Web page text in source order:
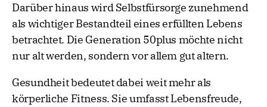
Darüber hinaus wird Selbstfürsorge zunehmend
als wichtiger Bestandteil eines erfüllten Lebens
betrachtet. Die Generation 50plus möchte nicht
nur alt werden, sondern vor allem gut altern.
Gesundheit bedeutet dabei weit mehr als
körperliche Fitness. Sie umfasst Lebensfreude,